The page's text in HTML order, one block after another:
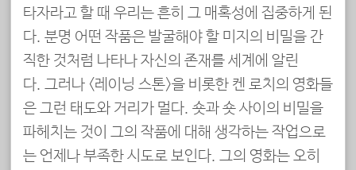
타자라고 할 때 우리는 흔히 그 매혹성에 집중하게 된
다. 분명 어떤 작품은 발굴해야 할 미지의 비밀을 간
직한 것처럼 나타나 자신의 존재를 세계에 알린
다. 그러나 <레이닝 스톤>을 비롯한 켄 로치의 영화들
은 그런 태도와 거리가 멀다. 숏과 숏 사이의 비밀을
파헤치는 것이 그의 작품에 대해 생각하는 작업으로
는 언제나 부족한 시도로 보인다. 그의 영화는 오히